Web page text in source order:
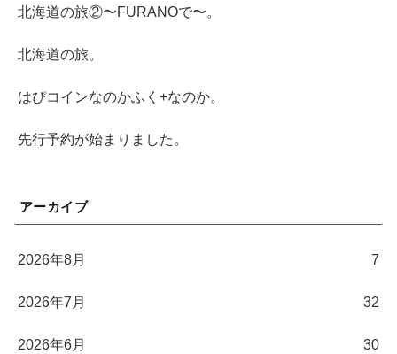
北海道の旅②〜FURANOで〜。
北海道の旅。
はぴコインなのかふく+なのか。
先行予約が始まりました。
アーカイブ
2026年8月 7
2026年7月 32
2026年6月 30